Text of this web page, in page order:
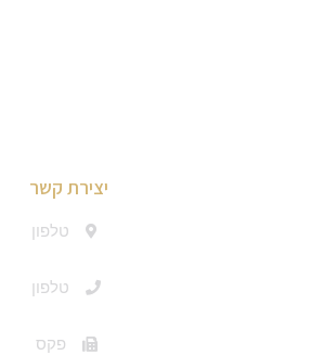
יצירת קשר
טלפון
טלפון
פקס